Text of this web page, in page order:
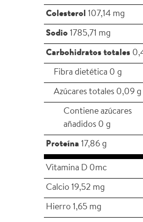
Colesterol 107,14 mg
Sodio 1785,71 mg
Carbohidratos totales
Fibra dietética 0 g
Azúcares totales 0,09 g
Contiene azúcares
añadidos 0 g
Proteína 17,86 g
Vitamina D 0mc
Calcio 19,52 mg
Hierro 1,65 mg